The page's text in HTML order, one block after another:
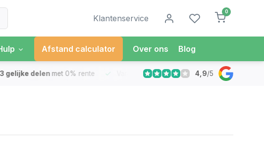
Klantenservice
0
Afstand calculator Over ons Blog
delen met 0% rente Vandaag besteldMorgen in Huis*
4,9/5